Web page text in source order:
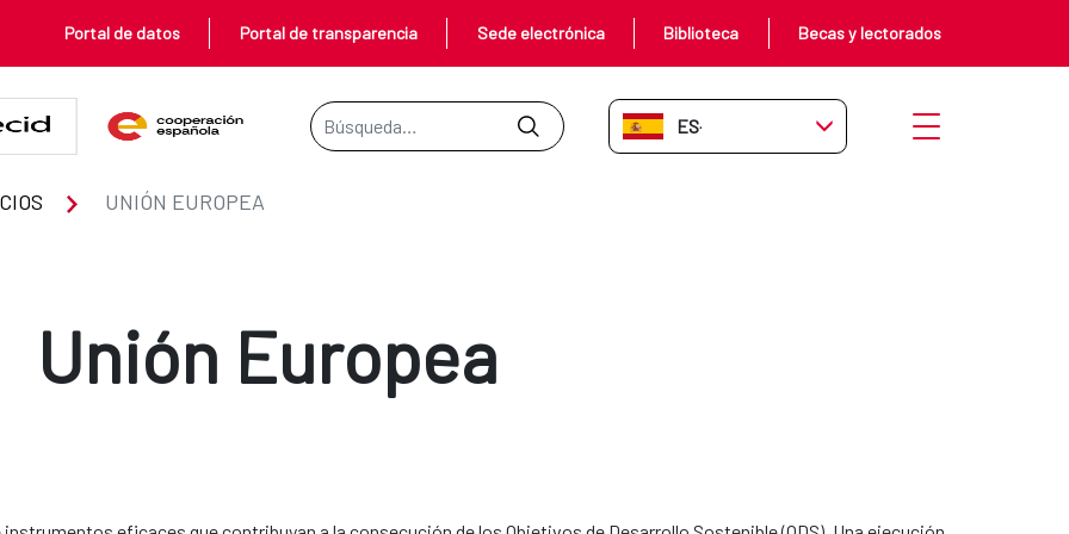
Portal de datos Portal de transparencia Sede electrónica Biblioteca Becas y lectorados
Barra de búsqueda
ES-ES Abrir menú
UNIÓN EUROPEA
Unión Europea